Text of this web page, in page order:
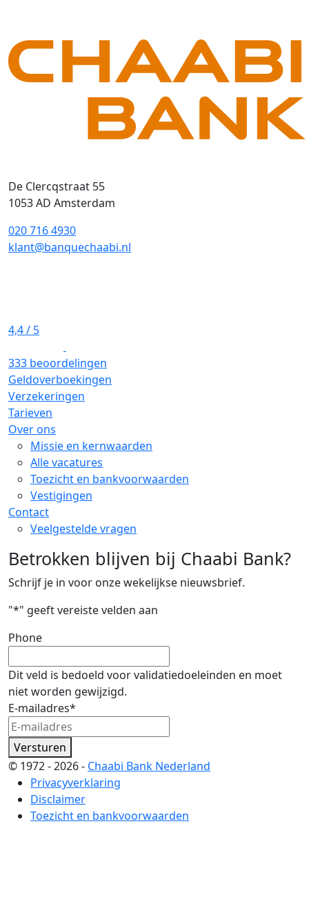
De Clercqstraat 55
1053 AD Amsterdam
020 716 4930
klant@banquechaabi.nl
4,4/ 5
333 beoordelingen
Geldoverboekingen
Verzekeringen
Tarieven
Over ons
Missie en kernwaarden
Alle vacatures
Toezicht en bankvoorwaarden
Vestigingen
Contact
Veelgestelde vragen
Betrokken blijven bij Chaabi Bank?
Schrijf je in voor onze wekelijkse nieuwsbrief.
"*" geeft vereiste velden aan
Phone
Dit veld is bedoeld voor validatiedoeleinden en moet
niet worden gewijzigd.
E-mailadres*
Versturen
© 1972 - 2026 - Chaabi Bank Nederland
Privacyverklaring
Disclaimer
Toezicht en bankvoorwaarden